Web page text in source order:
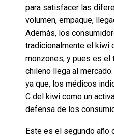
para satisfacer las
volumen, empaque,
Además, los
tradicionalmente el kiwi
monzones, y pues es el
chileno llega al
ya que, los médicos
C del kiwi como un
defensa de los
Este es el segundo año